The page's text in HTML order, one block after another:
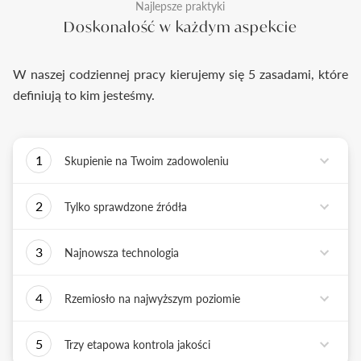
Najlepsze praktyki
Doskonałość w każdym aspekcie
W naszej codziennej pracy kierujemy się 5 zasadami, które
definiują to kim jesteśmy.
1
Skupienie na Twoim zadowoleniu
zadanie - dostarczyć Ci biżuterię i doświadczenie,
2
Tylko sprawdzone źródła
sprawdzonych źródłach pochodzenia i
potwierdzone jest wieloletnią obecnością na rynku.
3
Najnowsza technologia
złotniczego z możliwościami najnowszych
nowatorskich rozwiązań.
4
Rzemiosło na najwyższym poziomie
doskonały. Każdy z naszych złotników, tworzy
5
Trzy etapowa kontrola jakości